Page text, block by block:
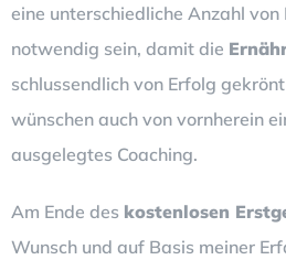
eine unterschiedliche Anzahl
notwendig sein, damit die
schlussendlich von Erfolg
wünschen auch von vornherein
ausgelegtes Coaching.
Am Ende des kostenlosen
Wunsch und auf Basis meiner